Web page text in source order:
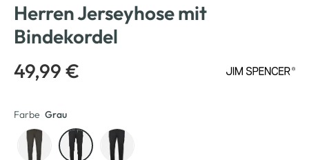
Herren Jerseyhose mit
Bindekordel
49,99 €
Farbe Grau